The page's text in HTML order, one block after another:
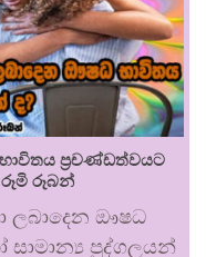
ප්‍රචණ්ඩත්වයට
රූමි රූබන්
ලබාදෙන ඖෂධ
පුද්ගලයන්